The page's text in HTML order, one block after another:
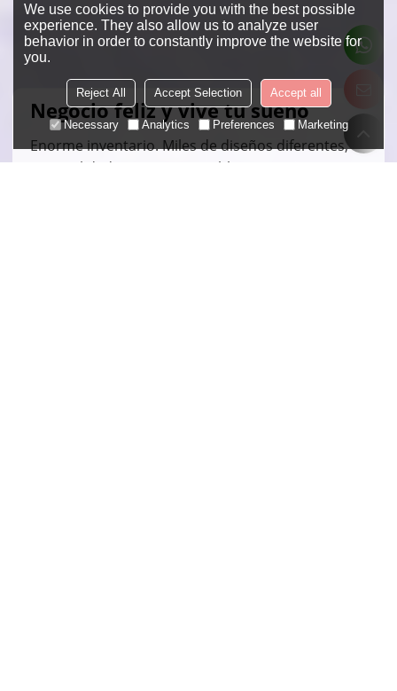
Negocio feliz y vive tu sueño
Enorme inventario. Miles de diseños diferentes,
gran calidad a precio asequible, servicios
We use cookies to provide you with the best possible
experience. They also allow us to analyze user
behavior in order to constantly improve the website for
you.
Reject All Accept Selection Accept all
Necessary Analytics Preferences Marketing